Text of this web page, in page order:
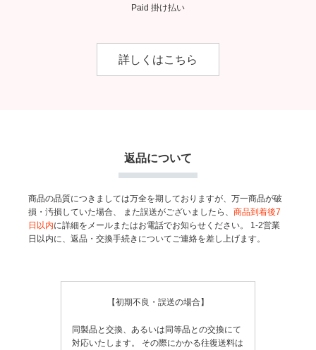
Paid 掛け払い
詳しくはこちら
返品について
商品の品質につきましては万全を期しておりますが、万一商品が破
損・汚損していた場合、
また誤送がございましたら、商品到着後7
日以内に詳細をメールまたはお電話でお知らせください。
1-2営業
日以内に、返品・交換手続きについてご連絡を差し上げます。
【初期不良・誤送の場合】
同製品と交換、あるいは同等品との交換にて
対応いたします。
その際にかかる往復送料は